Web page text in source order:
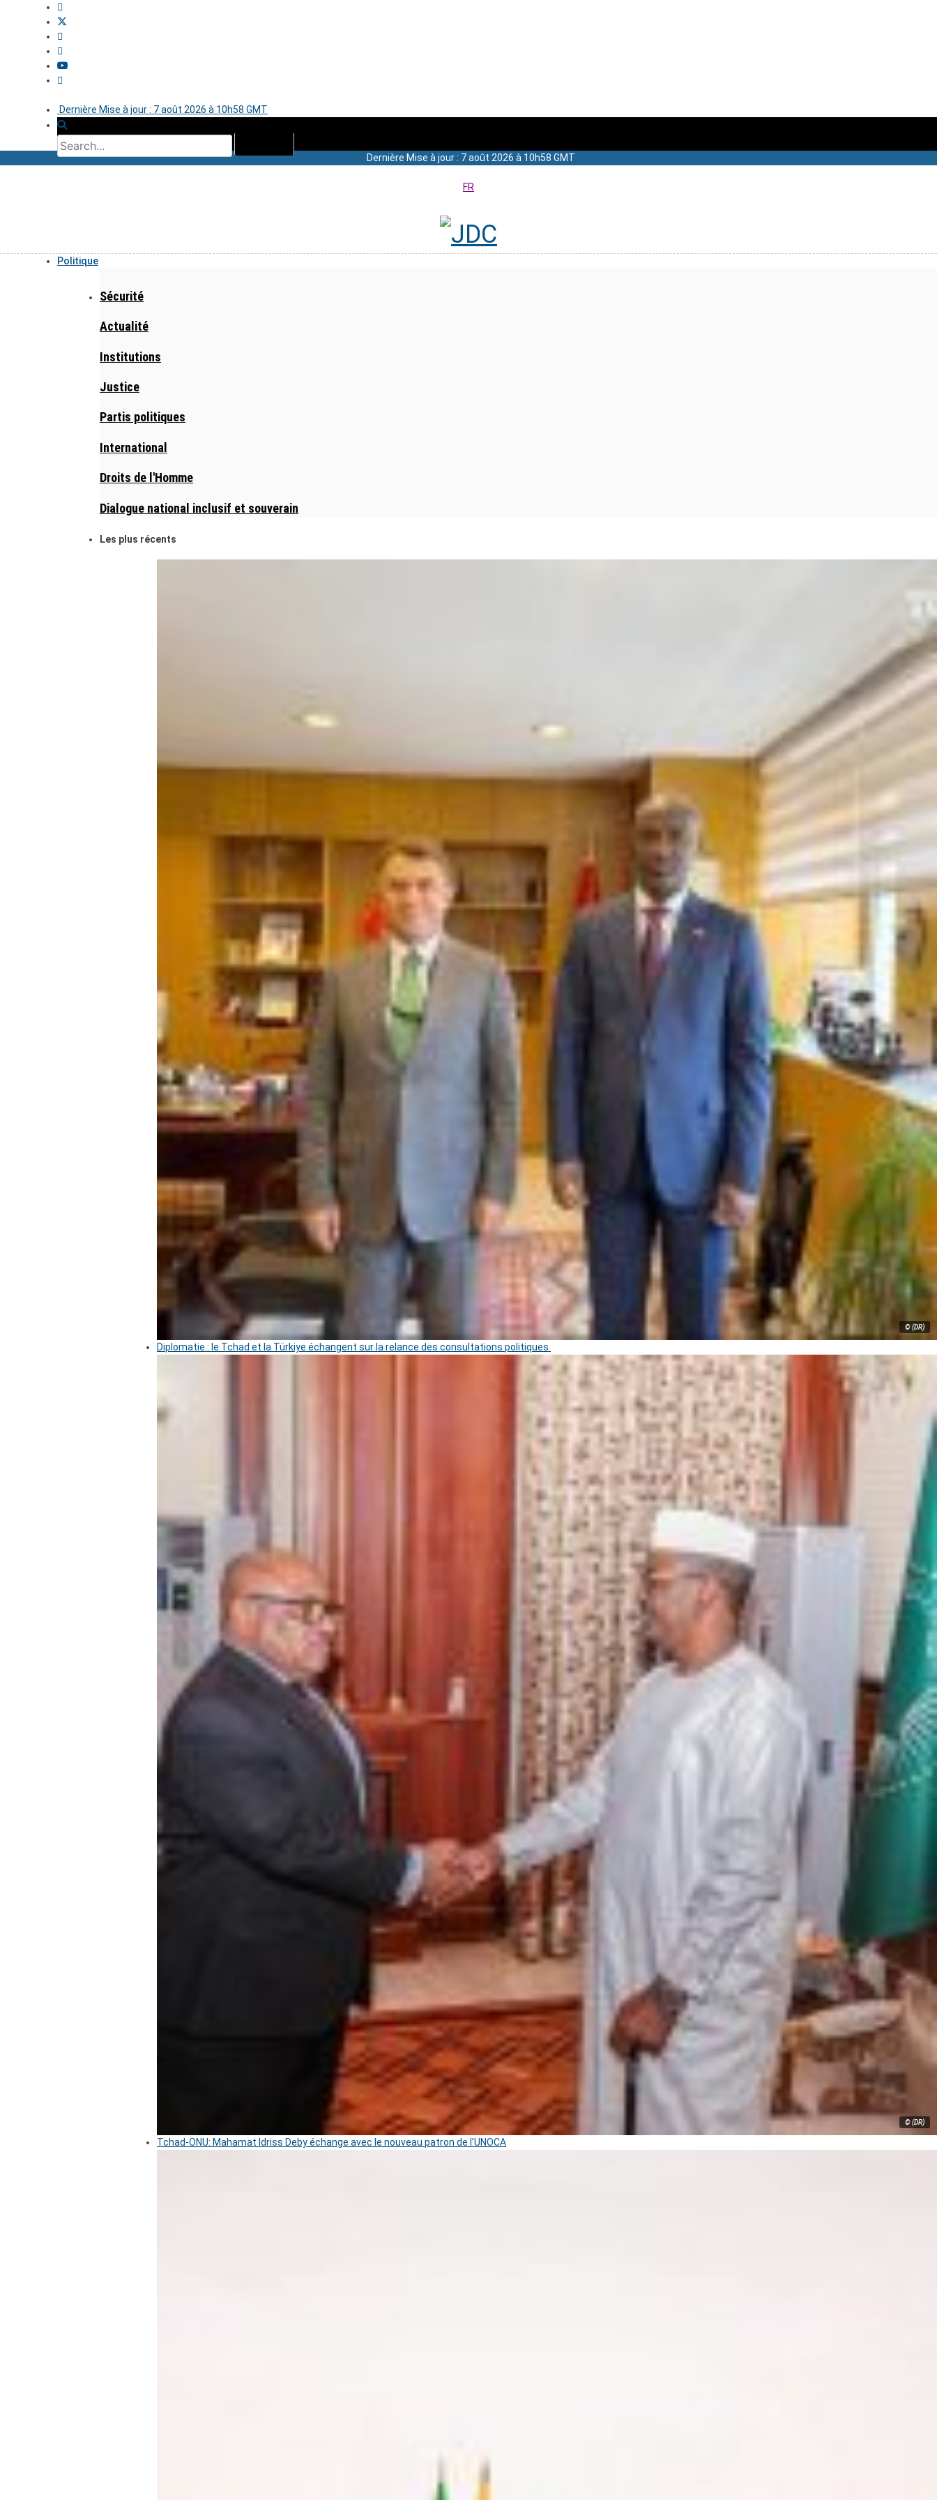
Dernière Mise à jour : 7 août 2026 à 10h58 GMT
Dernière Mise à jour : 7 août 2026 à 10h58 GMT
FR
Politique
Sécurité
Actualité
Institutions
Justice
Partis politiques
International
Droits de l'Homme
Dialogue national inclusif et souverain
Les plus récents
© (DR)
Diplomatie : le Tchad et la Türkiye échangent sur la relance des consultations politiques
© (DR)
Tchad-ONU: Mahamat Idriss Deby échange avec le nouveau patron de l’UNOCA